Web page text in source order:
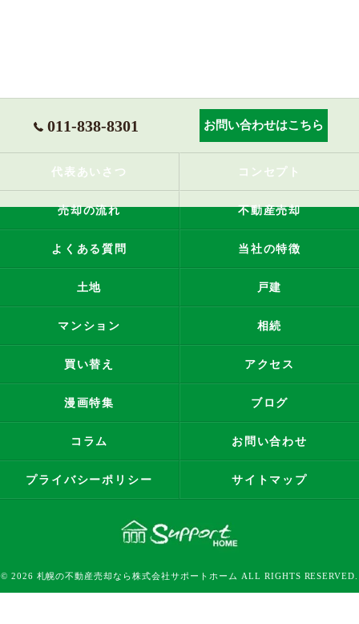
011-838-8301 お問い合わせはこちら
代表あいさつ コンセプト
売却の流れ 不動産売却
よくある質問 当社の特徴
土地 戸建
マンション 相続
買い替え アクセス
漫画特集 ブログ
コラム お問い合わせ
プライバシーポリシー サイトマップ
© 2026 札幌の不動産売却なら株式会社サポートホーム ALL RIGHTS RESERVED.